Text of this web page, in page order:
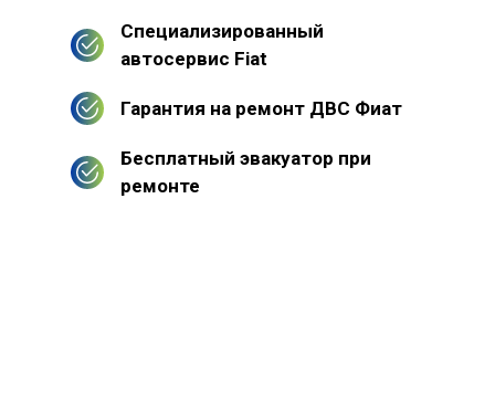
Специализированный
автосервис Fiat
Гарантия на ремонт ДВС Фиат
Бесплатный эвакуатор при
ремонте